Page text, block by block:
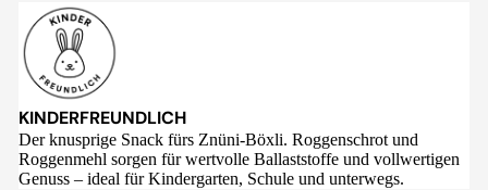
KINDERFREUNDLICH
Der knusprige Snack fürs Znüni-Böxli. Roggenschrot und
Roggenmehl sorgen für wertvolle Ballaststoffe und vollwertigen
Genuss – ideal für Kindergarten, Schule und unterwegs.